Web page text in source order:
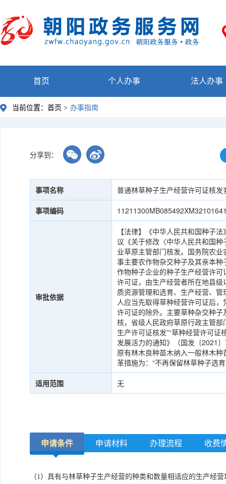
首页 个人办事 法人办事
当前位置： 首页 > 办事指南
分享到：
事项名称 普通林草种子生产经营许可证核发
事项编码
审批依据
【法律】《中华人民共和国种子
议《关于修改〈中华人民共和国
业草原主管部门核发。国务院农
事主要农作物杂交种子及其亲本
作物种子企业的种子生产经营许
许可证，由生产经营者所在地县
质资源管理和选育、生产经营、
人应当先取得草种经营许可证后
许可证的除外。主要草种杂交种
核，省级人民政府草原行政主管
生产许可证核发”“草种经营许可
发展活力的通知》（国发〔2021
原有林木良种苗木纳入一般林木
革措施为：“不再保留林草种子选
适用范围 无
申请条件 申请材料 办理流程 收费
（1）具有与林草种子生产经营的种类和数量相适应的生产经